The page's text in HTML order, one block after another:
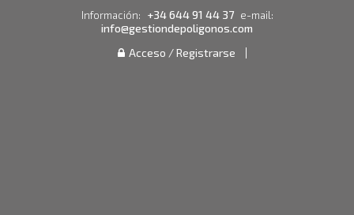
Información: +34 644 91 44 37 e-mail:
info@gestiondepoligonos.com
Acceso / Registrarse